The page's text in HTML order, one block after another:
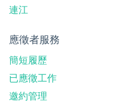
連江
應徵者服務
簡短履歷
已應徵工作
邀約管理